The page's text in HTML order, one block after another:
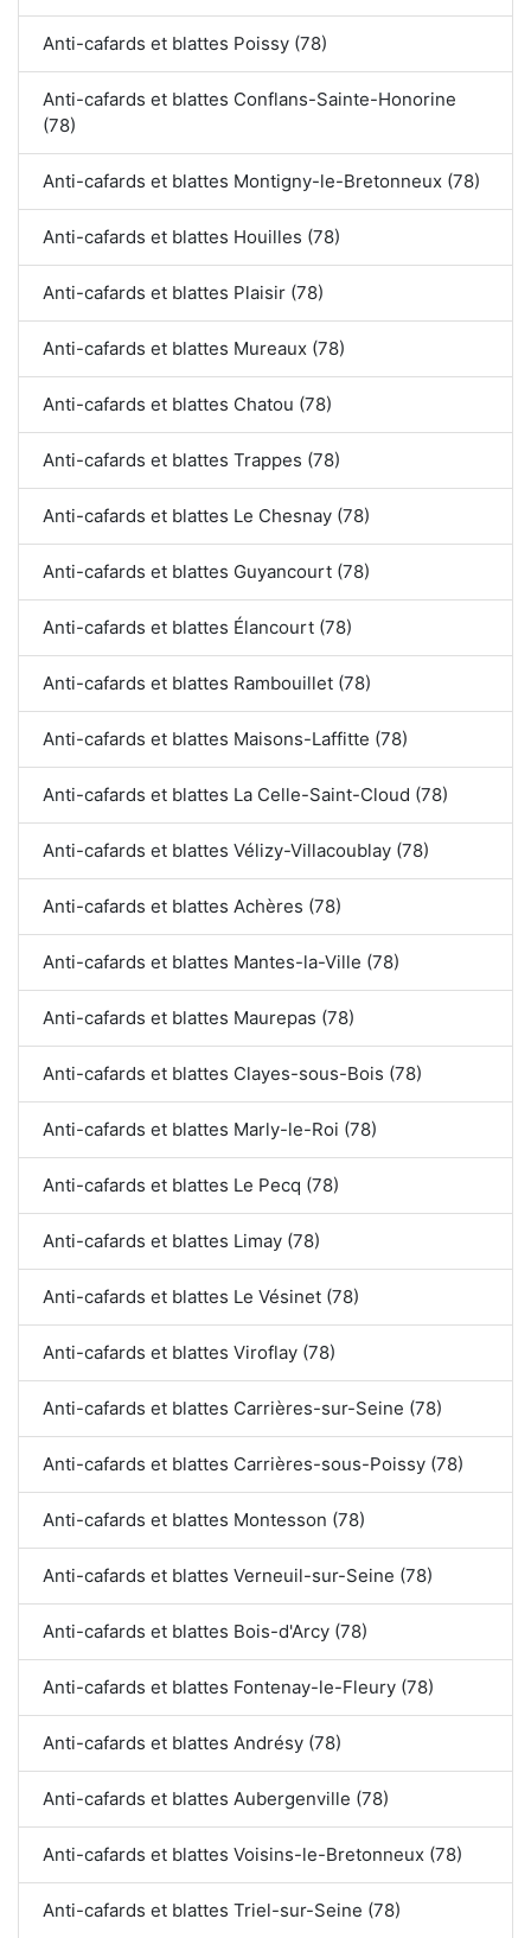
Anti-cafards et blattes Poissy (78)
Anti-cafards et blattes Conflans-Sainte-Honorine
(78)
Anti-cafards et blattes Montigny-le-Bretonneux (78)
Anti-cafards et blattes Houilles (78)
Anti-cafards et blattes Plaisir (78)
Anti-cafards et blattes Mureaux (78)
Anti-cafards et blattes Chatou (78)
Anti-cafards et blattes Trappes (78)
Anti-cafards et blattes Le Chesnay (78)
Anti-cafards et blattes Guyancourt (78)
Anti-cafards et blattes Élancourt (78)
Anti-cafards et blattes Rambouillet (78)
Anti-cafards et blattes Maisons-Laffitte (78)
Anti-cafards et blattes La Celle-Saint-Cloud (78)
Anti-cafards et blattes Vélizy-Villacoublay (78)
Anti-cafards et blattes Achères (78)
Anti-cafards et blattes Mantes-la-Ville (78)
Anti-cafards et blattes Maurepas (78)
Anti-cafards et blattes Clayes-sous-Bois (78)
Anti-cafards et blattes Marly-le-Roi (78)
Anti-cafards et blattes Le Pecq (78)
Anti-cafards et blattes Limay (78)
Anti-cafards et blattes Le Vésinet (78)
Anti-cafards et blattes Viroflay (78)
Anti-cafards et blattes Carrières-sur-Seine (78)
Anti-cafards et blattes Carrières-sous-Poissy (78)
Anti-cafards et blattes Montesson (78)
Anti-cafards et blattes Verneuil-sur-Seine (78)
Anti-cafards et blattes Bois-d'Arcy (78)
Anti-cafards et blattes Fontenay-le-Fleury (78)
Anti-cafards et blattes Andrésy (78)
Anti-cafards et blattes Aubergenville (78)
Anti-cafards et blattes Voisins-le-Bretonneux (78)
Anti-cafards et blattes Triel-sur-Seine (78)